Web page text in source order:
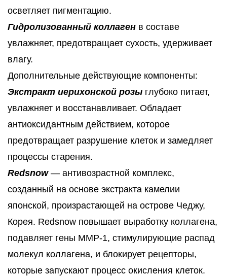
осветляет пигментацию.
Гидролизованный коллаген в составе
увлажняет, предотвращает сухость, удерживает
влагу.
Дополнительные действующие компоненты:
Экстракт иерихонской розы глубоко питает,
увлажняет и восстанавливает. Обладает
антиоксидантным действием, которое
предотвращает разрушение клеток и замедляет
процессы старения.
Redsnow— антивозрастной комплекс,
созданный на основе экстракта камелии
японской, произрастающей на острове Чеджу,
Корея. Redsnow повышает выработку коллагена,
подавляет гены MMP-1, стимулирующие распад
молекул коллагена, и блокирует рецепторы,
которые запускают процесс окисления клеток.